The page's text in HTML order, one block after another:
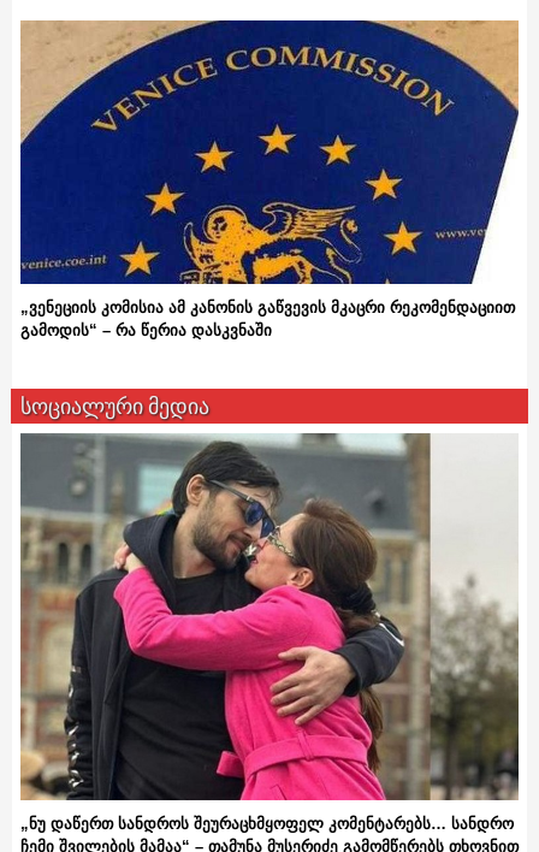
„ვენეციის კომისია ამ კანონის გაწვევის მკაცრი რეკომენდაციით
გამოდის“ – რა წერია დასკვნაში
სოციალური მედია
„ნუ დაწერთ სანდროს შეურაცხმყოფელ კომენტარებს… სანდრო
ჩემი შვილების მამაა“ – თამუნა მუსერიძე გამომწერებს თხოვნით